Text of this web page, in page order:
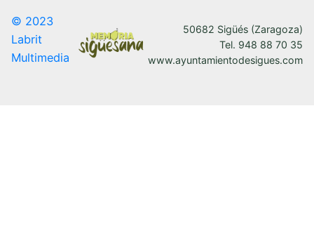
© 2023
Labrit
Multimedia
50682 Sigüés (Zaragoza)
Tel. 948 88 70 35
www.ayuntamientodesigues.com